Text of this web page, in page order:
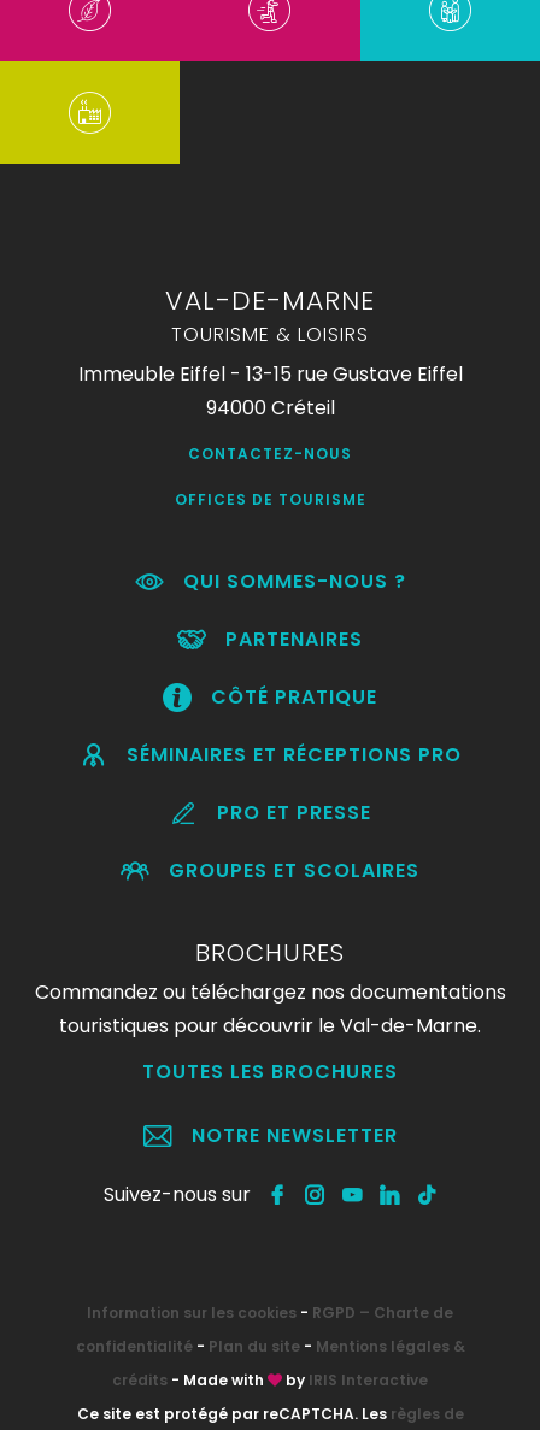
VAL-DE-MARNE
TOURISME & LOISIRS
Immeuble Eiffel - 13-15 rue Gustave Eiffel
94000 Créteil
CONTACTEZ-NOUS
OFFICES DE TOURISME
QUI SOMMES-NOUS ?
PARTENAIRES
CÔTÉ PRATIQUE
SÉMINAIRES ET RÉCEPTIONS PRO
PRO ET PRESSE
GROUPES ET SCOLAIRES
BROCHURES
Commandez ou téléchargez nos documentations
touristiques pour découvrir le Val-de-Marne.
TOUTES LES BROCHURES
NOTRE NEWSLETTER
Suivez-nous sur
Information sur les cookies - RGPD – Charte de
confidentialité- Plan du site- Mentions légales &
crédits - Made with by IRIS Interactive
Ce site est protégé par reCAPTCHA. Les règles de